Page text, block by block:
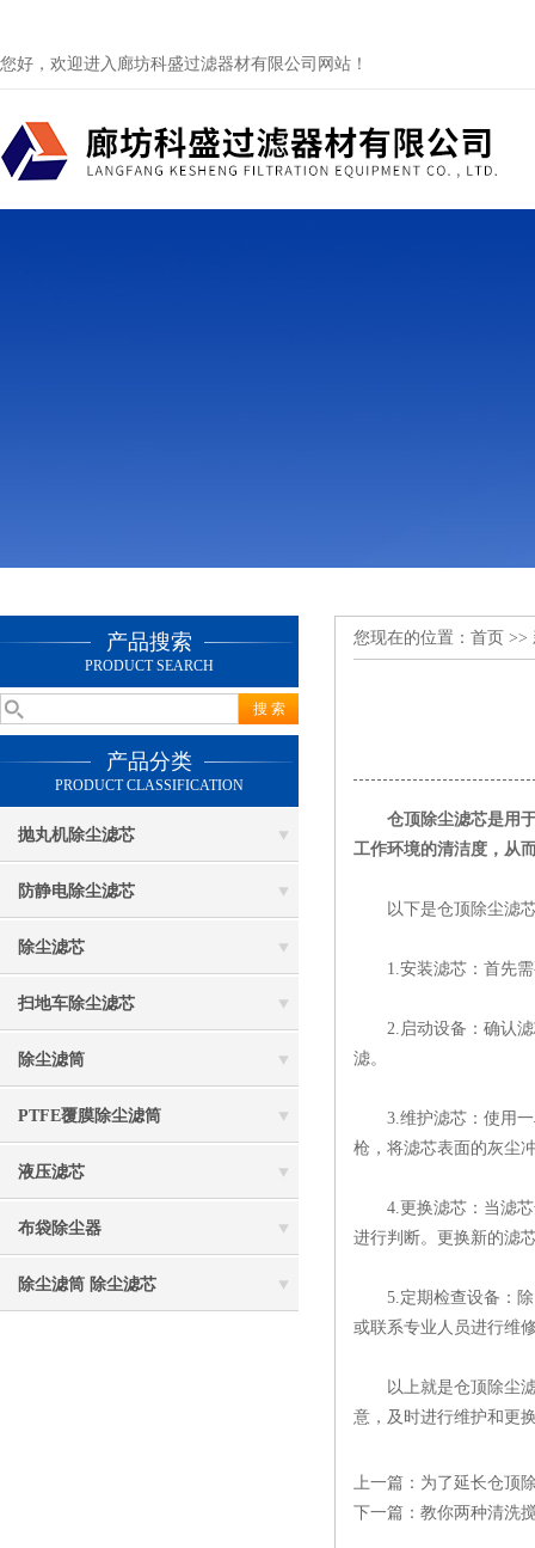
您好，欢迎进入廊坊科盛过滤器材有限公司网站！
产品搜索
PRODUCT SEARCH
产品分类
PRODUCT CLASSIFICATION
抛丸机除尘滤芯
防静电除尘滤芯
除尘滤芯
扫地车除尘滤芯
除尘滤筒
PTFE覆膜除尘滤筒
液压滤芯
布袋除尘器
除尘滤筒 除尘滤芯
您现在的位置： 首页 >>
仓顶除尘滤芯是用
工作环境的清洁度，从
以下是仓顶除尘滤芯
1.安装滤芯：首先需
2.启动设备：确认滤
滤。
3.维护滤芯：使用一
枪，将滤芯表面的灰尘
4.更换滤芯：当滤芯
进行判断。更换新的滤
5.定期检查设备：除
或联系专业人员进行维
以上就是仓顶除尘滤
意，及时进行维护和更
上一篇： 为了延长仓顶
下一篇： 教你两种清洗